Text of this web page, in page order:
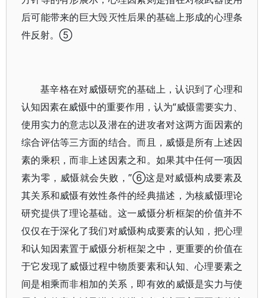
后可能带来的巨大毁灭性后果的基础上形成的心理条
件反射。⑤
基辛格在对威慑研究的基础上，认识到了心理和
认知因素在威慑中的重要作用，认为“威慑需要实力、
使用实力的意志以及潜在的进攻者对这两方面因素的
综合评估等三方面的结合。而且，威慑是所有上述因
素的乘积，而非上述因素之和。如果其中任何一项因
素为零，威慑就会失败，”⑥这是对威慑构成要素及
其关系和威慑有效性条件的经典描述，为核威慑理论
研究提供了理论基础。这一威慑分析框架的价值并不
仅仅在于深化了我们对威慑构成要素的认知，把心理
和认知因素置于威慑分析框架之中，更重要的价值在
于它发现了威慑过程中物质要素和认知、心理要素之
间是相乘而非相加的关系，即有效的威慑是实力与使